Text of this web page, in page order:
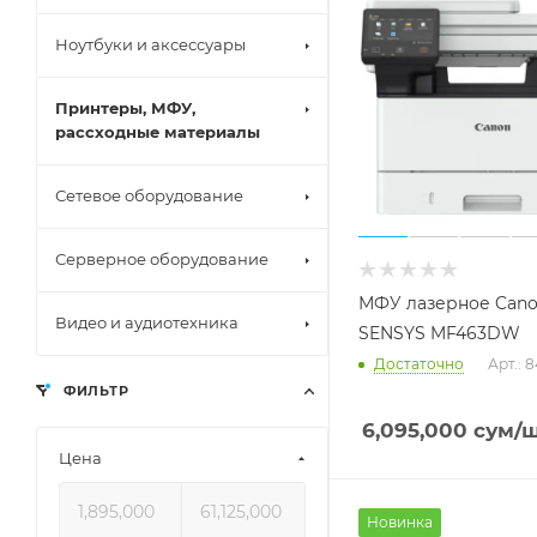
МФУ лазерное
SENSYS MF463DW
Достаточно Арт.:
6,095,000 сум/
Новинка
Системный
Белая
Игровые
Офисные
Мини PC
Веб камеры
Внешние
Мышки
Клавиатуры
Флеш память
Ноутбуки и аксессуары
Macbook
Игровые
Ультрабуки
Офисные
Принтеры, МФУ,
рассходные материалы
Сетевое оборудование
Серверное оборудование
Видео и аудиотехника
Цифровые
ФИЛЬТР
Цена